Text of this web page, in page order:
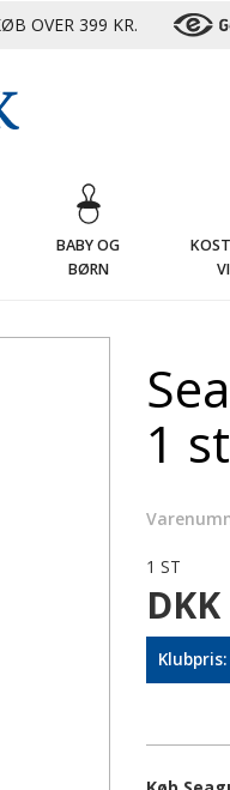
OVER 399 KR.
BABY OG
BØRN
1
1 ST
Klubpris: